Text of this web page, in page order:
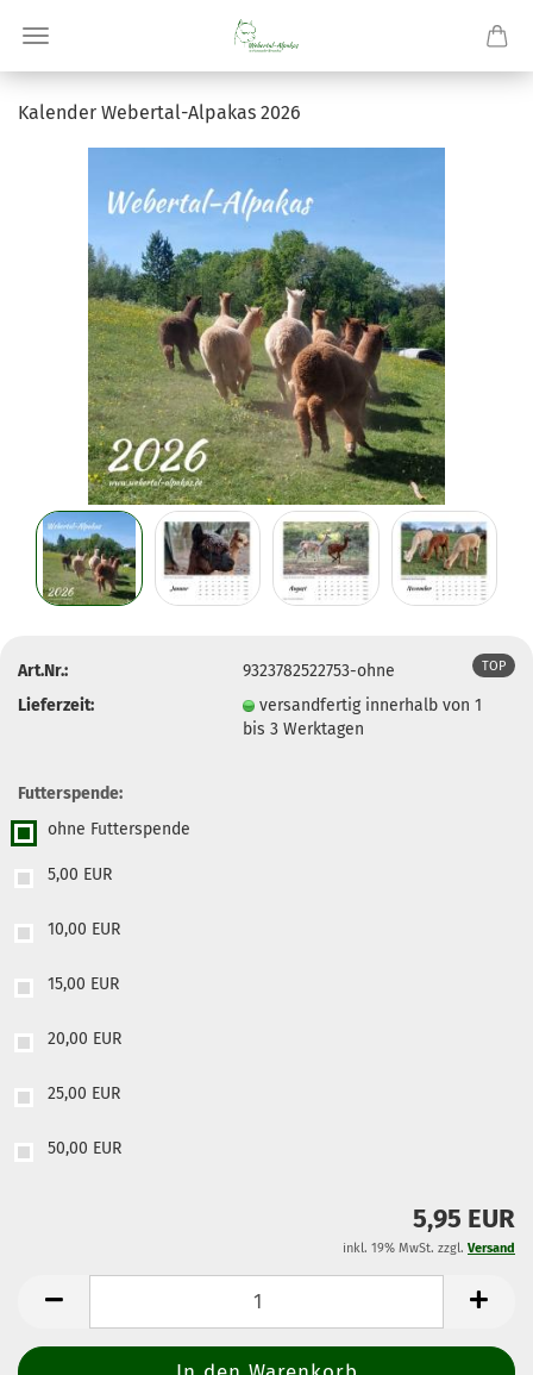
Ka­len­der Webertal-​Alpakas 2026
TOP
Art.Nr.:
9323782522753-ohne
Lieferzeit:
versandfertig innerhalb von 1
bis 3 Werktagen
Futterspende:
ohne Futterspende
5,00 EUR
10,00 EUR
15,00 EUR
20,00 EUR
25,00 EUR
50,00 EUR
5,95 EUR
inkl. 19% MwSt. zzgl. Versand